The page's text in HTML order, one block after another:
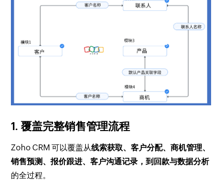
1. 覆盖完整销售管理流程
Zoho CRM 可以覆盖从线索获取、客户分配、商机管理、
销售预测、报价跟进、客户沟通记录，到回款与数据分析
的全过程。